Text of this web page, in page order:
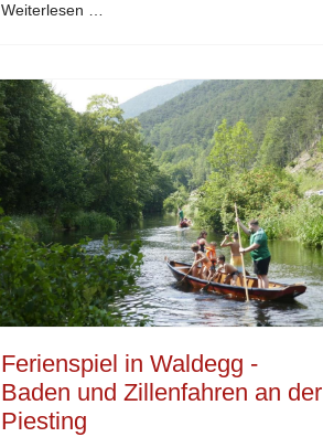
Weiterlesen …
Ferienspiel in Waldegg -
Baden und Zillenfahren an der
Piesting